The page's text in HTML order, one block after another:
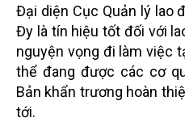
Đại diện Cục Quản lý lao
Đy là tín hiệu tốt đối với
nguyện vọng đi làm việc
thể đang được các cơ
Bản khẩn trương hoàn
tới.